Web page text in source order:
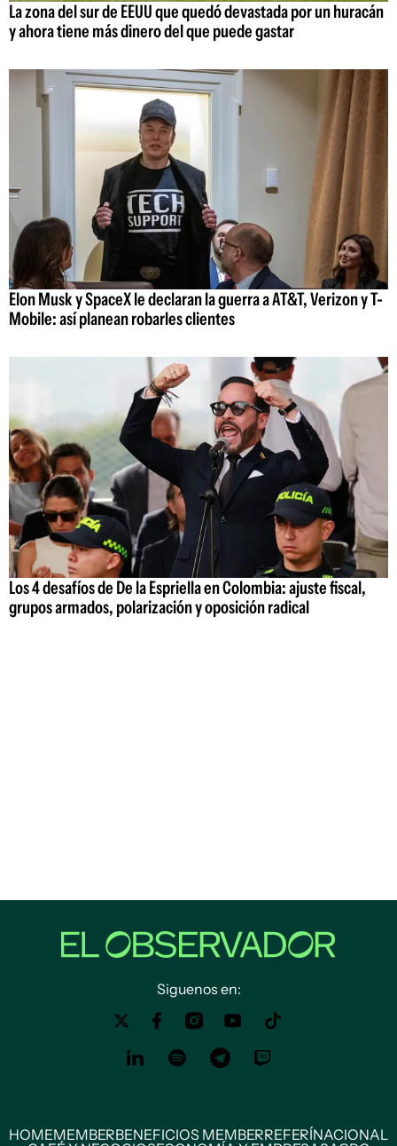
La zona del sur de EEUU que quedó devastada por un huracán
y ahora tiene más dinero del que puede gastar
Elon Musk y SpaceX le declaran la guerra a AT&T, Verizon y T-
Mobile: así planean robarles clientes
Los 4 desafíos de De la Espriella en Colombia: ajuste fiscal,
grupos armados, polarización y oposición radical
Siguenos en:
HOMEMEMBERBENEFICIOS MEMBERREFERÍNACIONAL